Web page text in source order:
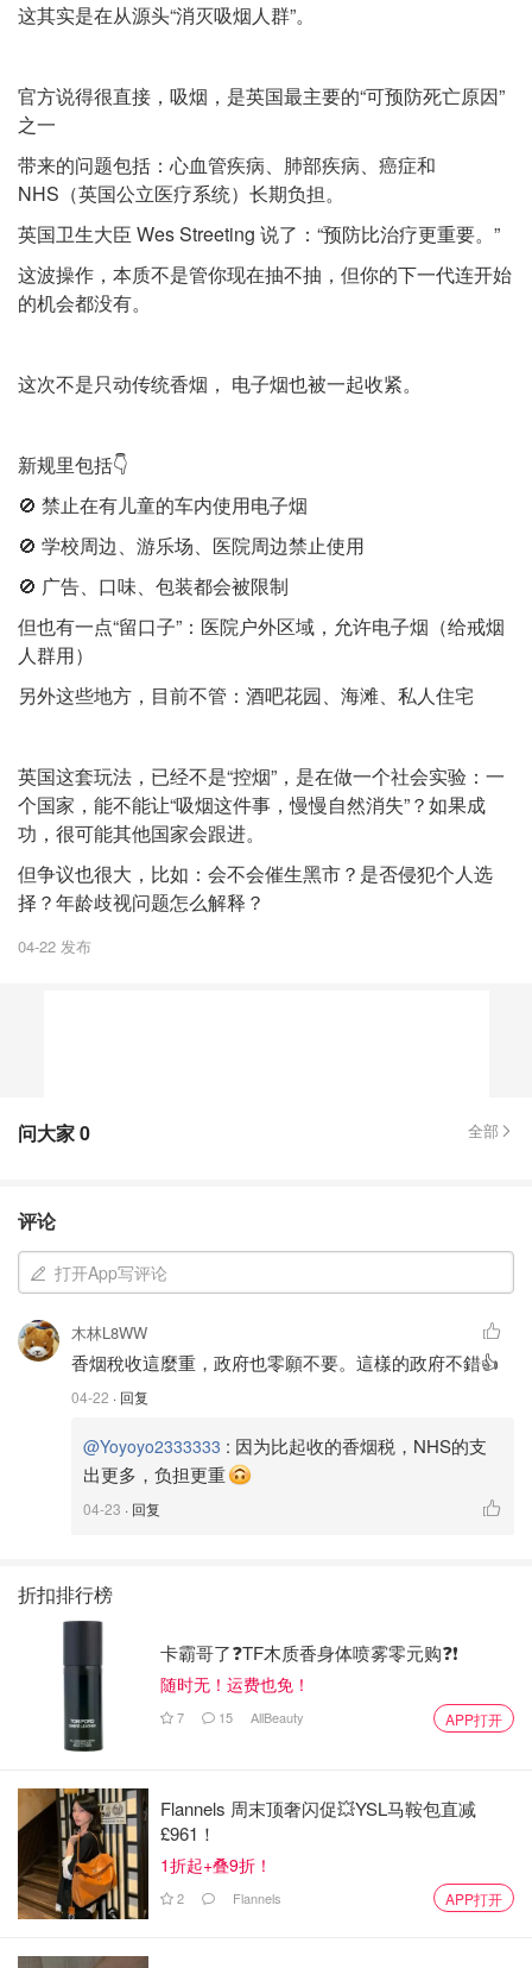
这其实是在从源头“消灭吸烟人群”。
官方说得很直接，吸烟，是英国最主要的“可预防死亡原因”
之一
带来的问题包括：心血管疾病、肺部疾病、癌症和
NHS（英国公立医疗系统）长期负担。
英国卫生大臣 Wes Streeting 说了：“预防比治疗更重要。”
这波操作，本质不是管你现在抽不抽，但你的下一代连开始
的机会都没有。
这次不是只动传统香烟， 电子烟也被一起收紧。
新规里包括👇
🚫 禁止在有儿童的车内使用电子烟
🚫 学校周边、游乐场、医院周边禁止使用
🚫 广告、口味、包装都会被限制
但也有一点“留口子”：医院户外区域，允许电子烟（给戒烟
人群用）
另外这些地方，目前不管：酒吧花园、海滩、私人住宅
英国这套玩法，已经不是“控烟”，是在做一个社会实验：一
个国家，能不能让“吸烟这件事，慢慢自然消失”？如果成
功，很可能其他国家会跟进。
但争议也很大，比如：会不会催生黑市？是否侵犯个人选
择？年龄歧视问题怎么解释？
04-22 发布
问大家0 全部
评论
打开App写评论
木林L8WW
香烟稅收這麼重，政府也零願不要。這樣的政府不錯👍
04-22 · 回复
@Yoyoyo2333333 : 因为比起收的香烟税，NHS的支
出更多，负担更重
04-23 · 回复
折扣排行榜
卡霸哥了❓TF木质香身体喷雾零元购❓❗
随时无！运费也免！
7 15 AllBeauty APP打开
Flannels 周末顶奢闪促💥YSL马鞍包直减
£961！
1折起+叠9折！
2 Flannels APP打开